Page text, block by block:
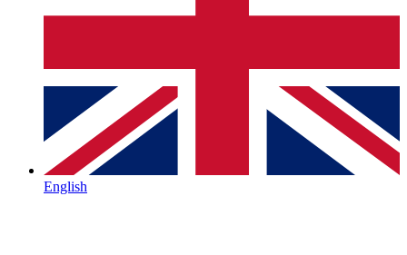
English